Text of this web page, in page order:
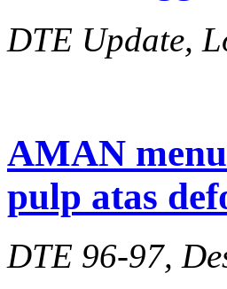
DTE Update,
AMAN
pulp atas
DTE 96-97,